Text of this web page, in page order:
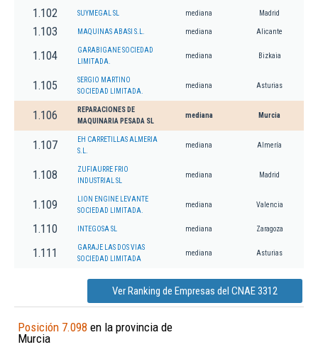
1.102 SUYMEGAL SL mediana Madrid
1.103 MAQUINAS ABASI S.L. mediana Alicante
1.104
GARABIGANE SOCIEDAD
LIMITADA.
mediana Bizkaia
1.105
SERGIO MARTINO
SOCIEDAD LIMITADA.
mediana Asturias
1.106
REPARACIONES DE
MAQUINARIA PESADA SL
mediana Murcia
1.107
EH CARRETILLAS ALMERIA
S.L.
mediana Almería
1.108
ZUFIAURRE FRIO
INDUSTRIAL SL
mediana Madrid
1.109
LION ENGINE LEVANTE
SOCIEDAD LIMITADA.
mediana Valencia
1.110 INTEGOSA SL mediana Zaragoza
1.111
GARAJE LAS DOS VIAS
SOCIEDAD LIMITADA
mediana Asturias
Ver Ranking de Empresas del CNAE 3312
Posición 7.098 en la provincia de
Murcia